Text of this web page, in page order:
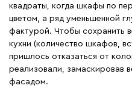
квадраты, когда шкафы по
цветом, а ряд уменьшенной
фактурой. Чтобы сохранить
кухни (количество шкафов,
пришлось отказаться от
реализовали, замаскировав
фасадом.